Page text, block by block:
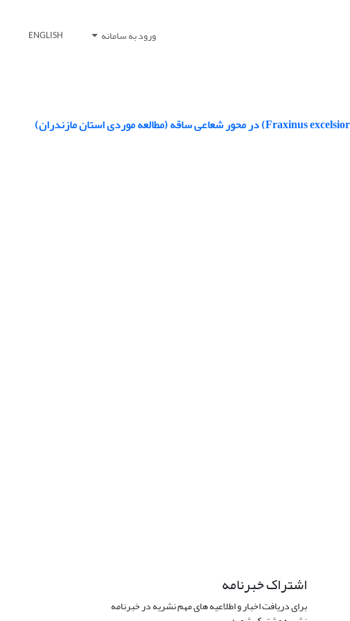
ورود به سامانه ENGLISH
اشتراک خبرنامه
برای دریافت اخبار و اطلاعیه های مهم نشریه در خبرنامه